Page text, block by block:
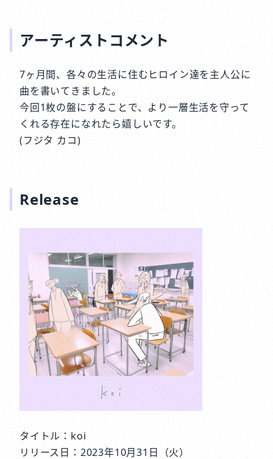
アーティストコメント
7ヶ月間、各々の生活に住むヒロイン達を主人公に
曲を書いてきました。
今回1枚の盤にすることで、より一層生活を守って
くれる存在になれたら嬉しいです。
(フジタ カコ)
Release
タイトル：koi
リリース日：2023年10月31日（火）